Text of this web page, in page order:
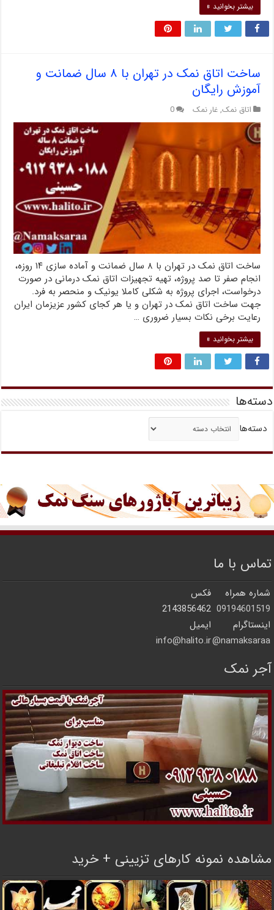
بیشتر بخوانید »
ساخت اتاق نمک در تهران با ۸ سال ضمانت و
آموزش رایگان
اتاق نمک, غار نمک 0
ساخت اتاق نمک در تهران با ۸ سال ضمانت و آماده سازی ۱۴ روزه،
انجام صفر تا صد پروژه، تهیه تجهیزات اتاق نمک درمانی در صورت
درخواست، اجرای پروژه به شکلی کاملا یونیک و منحصر به فرد.
جهت ساخت اتاق نمک در تهران و یا هر کجای کشور عزیزمان ایران
رعایت برخی نکات بسیار ضروری …
بیشتر بخوانید »
دسته‌ها
دسته‌ها
تماس با ما
شماره همراه
فکس
09194601519
2143856462
اینستاگرام
ایمیل
namaksaraa@
info@halito.ir
آجر نمک
مشاهده نمونه کارهای تزیینی + خرید